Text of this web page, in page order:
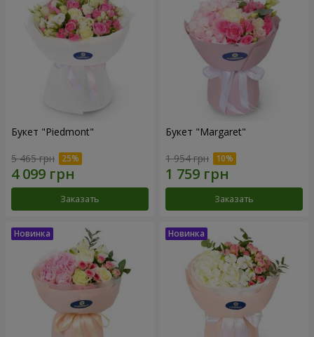
Букет "Piedmont"
5 465 грн
Заказать
Букет "Margaret"
1 954 грн
Заказать